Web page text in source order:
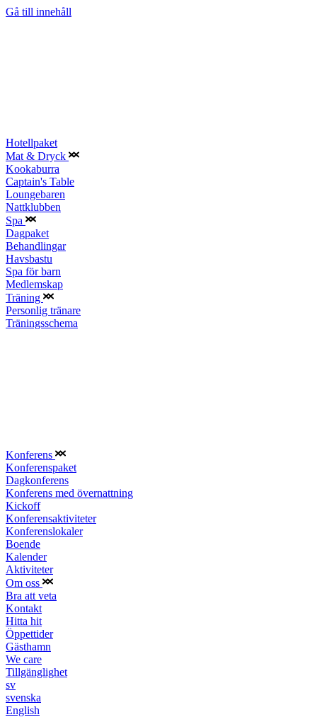
Gå till innehåll
Hotellpaket
Mat & Dryck
Kookaburra
Captain's Table
Loungebaren
Nattklubben
Spa
Dagpaket
Behandlingar
Havsbastu
Spa för barn
Medlemskap
Träning
Personlig tränare
Träningsschema
Konferens
Konferenspaket
Dagkonferens
Konferens med övernattning
Kickoff
Konferensaktiviteter
Konferenslokaler
Boende
Kalender
Aktiviteter
Om oss
Bra att veta
Kontakt
Hitta hit
Öppettider
Gästhamn
We care
Tillgänglighet
sv
svenska
English